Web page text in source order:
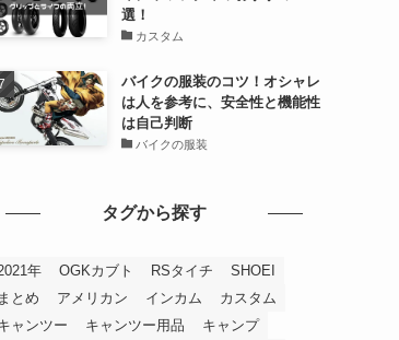
選！
カスタム
バイクの服装のコツ！オシャレ
は人を参考に、安全性と機能性
は自己判断
バイクの服装
タグから探す
年 OGKカブト RSタイチ
SHOEI
まとめ
アメリカン インカム
カスタム
ャンツー
キャンツー用品
キャンプ